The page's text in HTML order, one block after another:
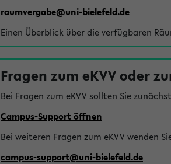
raumvergabe@uni-bielefeld.de
Einen Überblick über die verfügbaren
Fragen zum eKVV oder
Bei Fragen zum eKVV sollten Sie
Campus-Support öffnen
Bei weiteren Fragen zum eKVV wenden
campus-support@uni-bielefeld.de